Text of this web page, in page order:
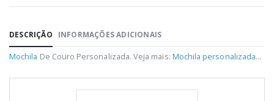
DESCRIÇÃO INFORMAÇÕES ADICIONAIS
Mochila De Couro Personalizada. Veja mais: Mochila personalizada...